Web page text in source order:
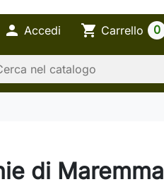
 Accedi shopping_cart Carrello 0
di Maremma